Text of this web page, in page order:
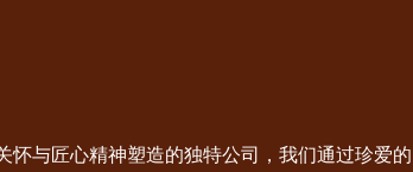
怀与匠心精神塑造的独特公司，我们通过珍爱的